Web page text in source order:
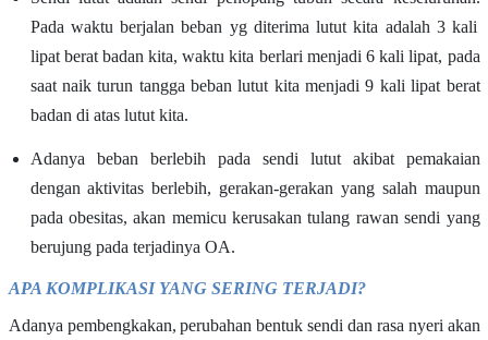
Pada waktu berjalan beban yg diterima lutut kita adalah 3 kali
lipat berat badan kita, waktu kita berlari menjadi 6 kali lipat, pada
saat naik turun tangga beban lutut kita menjadi 9 kali lipat berat
badan di atas lutut kita.
Adanya beban berlebih pada sendi lutut akibat pemakaian
dengan aktivitas berlebih, gerakan-gerakan yang salah maupun
pada obesitas, akan memicu kerusakan tulang rawan sendi yang
berujung pada terjadinya OA.
APA KOMPLIKASI YANG SERING TERJADI?
Adanya pembengkakan, perubahan bentuk sendi dan rasa nyeri akan